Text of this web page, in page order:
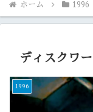
ホーム 1996
ディスクワ
1996